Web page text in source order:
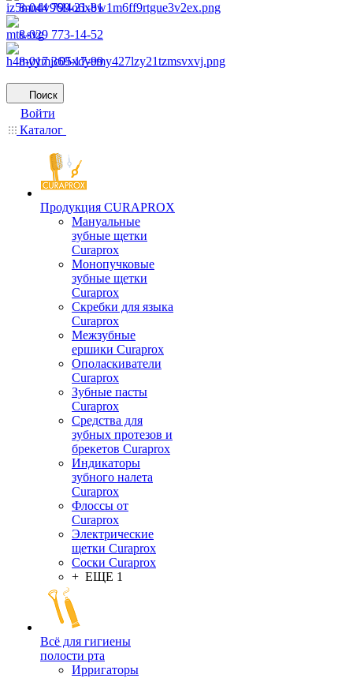
8-044 799-21-81
8-029 773-14-52
8-017 369-17-99
Поиск
Войти
Каталог
Продукция CURAPROX
Мануальные
зубные щетки
Curaprox
Монопучковые
зубные щетки
Curaprox
Скребки для языка
Curaprox
Межзубные
ершики Curaprox
Ополаскиватели
Curaprox
Зубные пасты
Curaprox
Средства для
зубных протезов и
брекетов Curaprox
Индикаторы
зубного налета
Curaprox
Флоссы от
Curaprox
Электрические
щетки Curaprox
Соски Curaprox
+ ЕЩЕ 1
Всё для гигиены
полости рта
Ирригаторы